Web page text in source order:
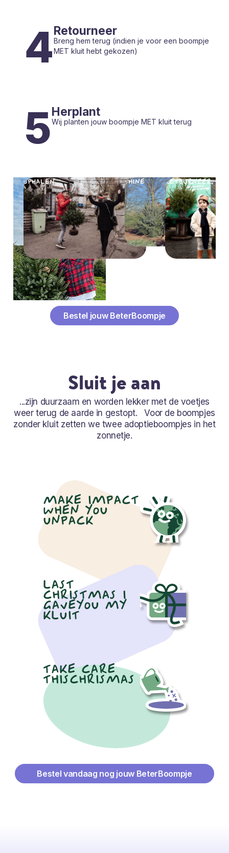
4Retourneer
Breng hem terug (indien je voor een boompje
MET kluit hebt gekozen)
5Herplant
Wij planten jouw boompje MET kluit terug
OPHALEN SHINE RETOURNEER
Bestel jouw BeterBoompje
Sluit je aan
...zijn duurzaam en worden lekker met de voetjes
weer terug de aarde in gestopt. Voor de boompjes
zonder kluit zetten we twee adoptieboompjes in het
zonnetje.
MAKE IMPACT
WHEN YOU
UNPACK
LAST
CHRISTMAS I
GAVEYOU MY
KLUIT
TAKE CARE
THISCHRISMAS
Bestel vandaag nog jouw BeterBoompje